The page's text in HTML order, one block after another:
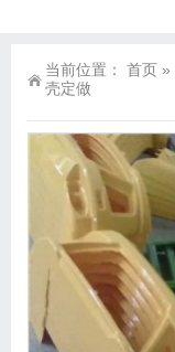
当前位置： 首页 »
壳定做